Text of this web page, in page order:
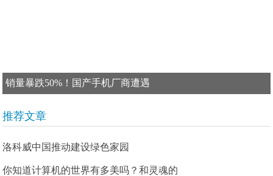
销量暴跌50%！国产手机厂商遭遇
推荐文章
洛科威中国推动建设绿色家园
你知道计算机的世界有多美吗？和灵魂的